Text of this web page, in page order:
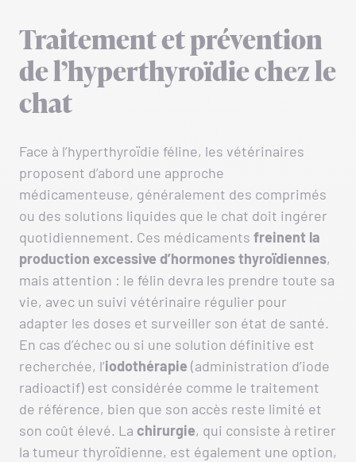
Traitement et prévention
de l’hyperthyroïdie chez le
chat
Face à l’hyperthyroïdie féline, les vétérinaires
proposent d’abord une approche
médicamenteuse, généralement des comprimés
ou des solutions liquides que le chat doit ingérer
quotidiennement. Ces médicaments freinent la
production excessive d’hormones thyroïdiennes,
mais attention : le félin devra les prendre toute sa
vie, avec un suivi vétérinaire régulier pour
adapter les doses et surveiller son état de santé.
En cas d’échec ou si une solution définitive est
recherchée, l’iodothérapie (administration d’iode
radioactif) est considérée comme le traitement
de référence, bien que son accès reste limité et
son coût élevé. La chirurgie, qui consiste à retirer
la tumeur thyroïdienne, est également une option,